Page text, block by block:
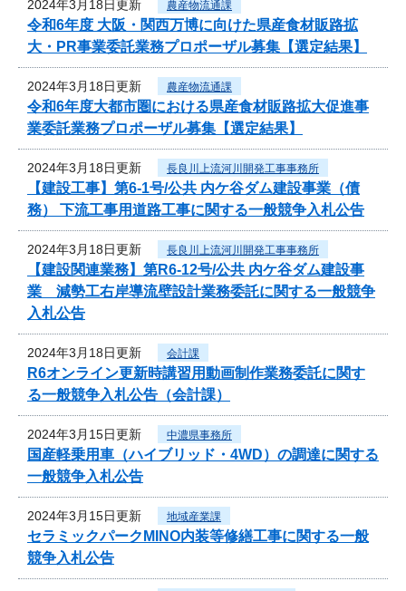
2024年3月18日更新 農産物流通課
令和6年度 大阪・関西万博に向けた県産食材販路拡
大・PR事業委託業務プロポーザル募集【選定結果】
2024年3月18日更新 農産物流通課
令和6年度大都市圏における県産食材販路拡大促進事
業委託業務プロポーザル募集【選定結果】
2024年3月18日更新 長良川上流河川開発工事事務所
【建設工事】第6-1号/公共 内ケ谷ダム建設事業（債
務） 下流工事用道路工事に関する一般競争入札公告
2024年3月18日更新 長良川上流河川開発工事事務所
【建設関連業務】第R6-12号/公共 内ケ谷ダム建設事
業 減勢工右岸導流壁設計業務委託に関する一般競争
入札公告
2024年3月18日更新 会計課
R6オンライン更新時講習用動画制作業務委託に関す
る一般競争入札公告（会計課）
2024年3月15日更新 中濃県事務所
国産軽乗用車（ハイブリッド・4WD）の調達に関する
一般競争入札公告
2024年3月15日更新 地域産業課
セラミックパークMINO内装等修繕工事に関する一般
競争入札公告